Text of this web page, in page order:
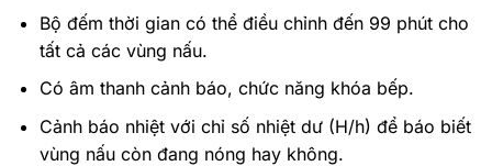
Bộ đếm thời gian có thể điều chỉnh đến 99 phút cho
tất cả các vùng nấu.
Có âm thanh cảnh báo, chức năng khóa bếp.
Cảnh báo nhiệt với chỉ số nhiệt dư (H/h) để báo biết
vùng nấu còn đang nóng hay không.